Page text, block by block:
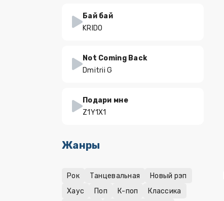
Бай бай
KRIDO
Not Coming Back
Dmitrii G
Подари мне
Z1Y1X1
Жанры
Рок Танцевальная
Новый рэп
Хаус
Поп К-поп
Классика